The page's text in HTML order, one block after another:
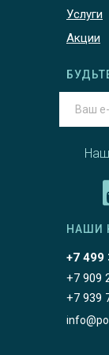
Услуги
Акции
Наш
+7 499
НАШИ
+7 909
+7 939